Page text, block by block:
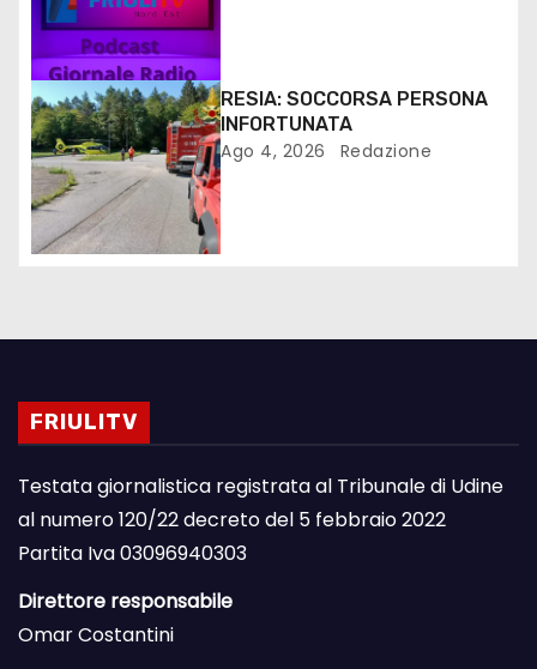
RESIA: SOCCORSA PERSONA
INFORTUNATA
Ago 4, 2026 Redazione
FRIULITV
Testata giornalistica registrata al Tribunale di Udine
al numero 120/22 decreto del 5 febbraio 2022
Partita Iva 03096940303
Direttore responsabile
Omar Costantini